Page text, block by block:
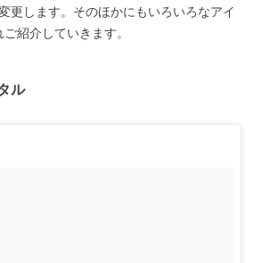
更します。そのほかにもいろいろなアイ
紹介していきます。
ル